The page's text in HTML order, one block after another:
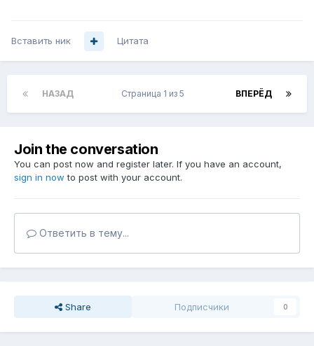
Вставить ник Цитата
НАЗАД ВПЕРЁД
Страница 1 из 5
Join the conversation
You can post now and register later. If you have an account,
sign in now to post with your account.
Ответить в тему...
Share Подписчики 0